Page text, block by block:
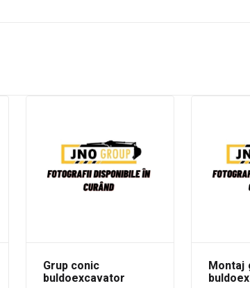
Grup conic
buldoexcavator
Montaj